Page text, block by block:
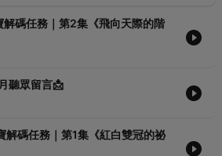
解碼任務｜第2集《飛向天際的階
聽眾留言📩
解碼任務｜第1集《紅白雙冠的祕